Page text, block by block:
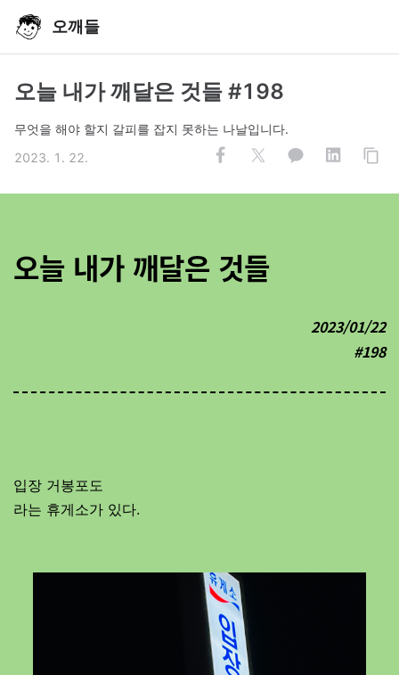
오깨들
오늘 내가 깨달은 것들 #198
무엇을 해야 할지 갈피를 잡지 못하는 나날입니다.
2023. 1. 22.
오늘 내가 깨달은 것들
2023/01/22
#198
입장 거봉포도
라는 휴게소가 있다.